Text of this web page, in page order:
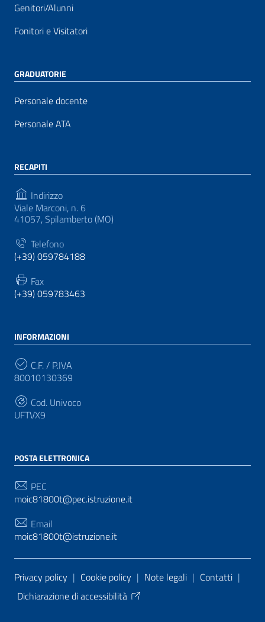
Genitori/Alunni
Fonitori e Visitatori
GRADUATORIE
Personale docente
Personale ATA
RECAPITI
Indirizzo
Viale Marconi, n. 6
41057, Spilamberto (MO)
Telefono
(+39) 059784188
Fax
(+39) 059783463
INFORMAZIONI
C.F. / P.IVA
80010130369
Cod. Univoco
UFTVX9
POSTA ELETTRONICA
PEC
moic81800t@pec.istruzione.it
Email
moic81800t@istruzione.it
Sezione Link Utili
Privacy policy | Cookie policy | Note legali | Contatti |
Dichiarazione di accessibilità